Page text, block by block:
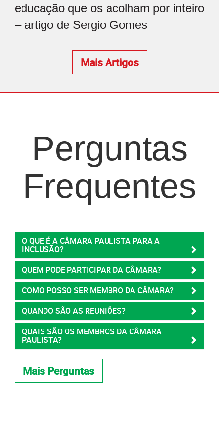
educação que os acolham por inteiro
– artigo de Sergio Gomes
Mais Artigos
Perguntas
Frequentes
O QUE É A CÂMARA PAULISTA PARA A
INCLUSÃO?
QUEM PODE PARTICIPAR DA CÂMARA?
COMO POSSO SER MEMBRO DA CÂMARA?
QUANDO SÃO AS REUNIÕES?
QUAIS SÃO OS MEMBROS DA CÂMARA
PAULISTA?
Mais Perguntas